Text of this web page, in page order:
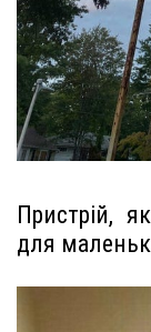
Пристрій,
для